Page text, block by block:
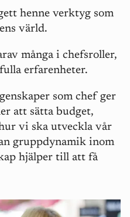
henne verktyg som
värld.
många i chefsroller,
erfarenheter.
som chef ger
att sätta budget,
vi ska utveckla vår
gruppdynamik inom
hjälper till att få